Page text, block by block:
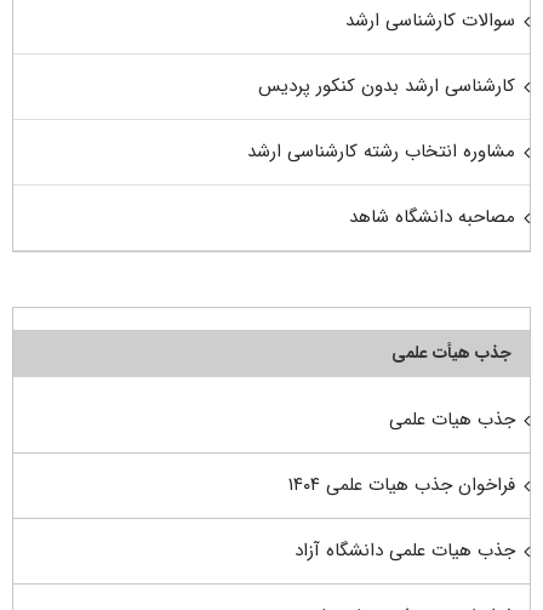
سوالات کارشناسی ارشد
کارشناسی ارشد بدون کنکور پردیس
مشاوره انتخاب رشته کارشناسی ارشد
مصاحبه دانشگاه شاهد
جذب هیأت علمی
جذب هیات علمی
فراخوان جذب هیات علمی ۱۴۰۴
جذب هیات علمی دانشگاه آزاد